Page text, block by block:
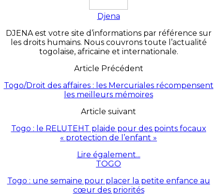
Djena
DJENA est votre site d’informations par référence sur
les droits humains. Nous couvrons toute l’actualité
togolaise, africaine et internationale.
Article Précédent
Togo/Droit des affaires : les Mercuriales récompensent
les meilleurs mémoires
Article suivant
Togo : le RELUTEHT plaide pour des points focaux
« protection de l’enfant »
Lire également...
TOGO
Togo : une semaine pour placer la petite enfance au
cœur des priorités